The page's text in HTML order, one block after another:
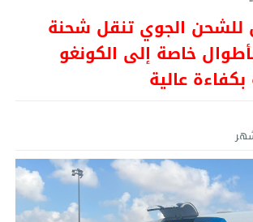
للشحن الجوي تنقل شحنة
خاصة إلى الكونغو
عالية